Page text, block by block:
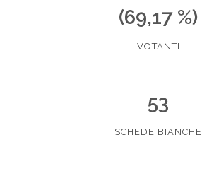
(69,17 %)
VOTANTI
53
SCHEDE BIANCHE